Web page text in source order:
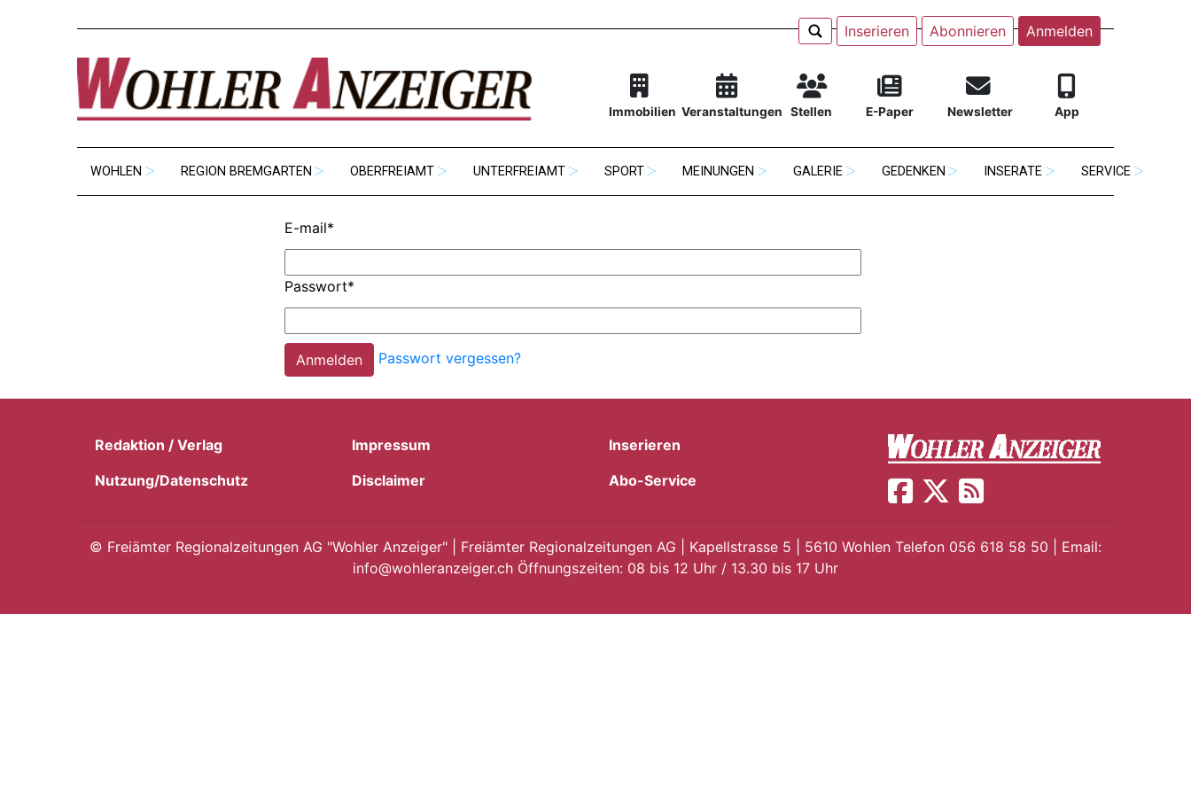
Inserieren Abonnieren Anmelden
Immobilien Veranstaltungen Stellen E-Paper Newsletter App
WOHLEN REGION BREMGARTEN OBERFREIAMT UNTERFREIAMT SPORT MEINUNGEN GALERIE GEDENKEN INSERATE SERVICE
E-mail*
Passwort*
Passwort vergessen?
Redaktion / Verlag Impressum
Inserieren
Nutzung/Datenschutz
Disclaimer Abo-Service
© Freiämter Regionalzeitungen AG "Wohler Anzeiger" | Freiämter Regionalzeitungen AG | Kapellstrasse 5 | 5610 Wohlen Telefon 056 618 58 50 | Email:
info@wohleranzeiger.ch Öffnungszeiten: 08 bis 12 Uhr / 13.30 bis 17 Uhr